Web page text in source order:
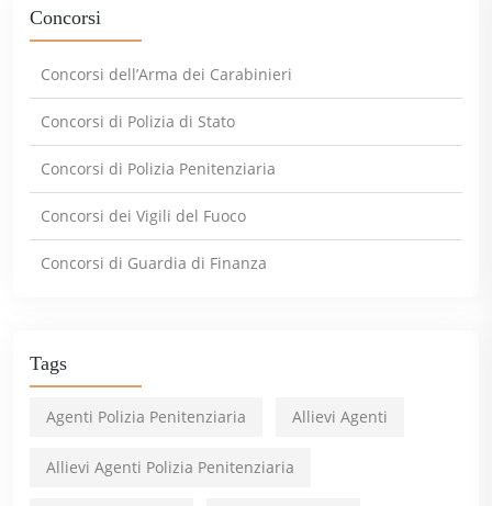
Concorsi
Concorsi dell’Arma dei Carabinieri
Concorsi di Polizia di Stato
Concorsi di Polizia Penitenziaria
Concorsi dei Vigili del Fuoco
Concorsi di Guardia di Finanza
Tags
Agenti Polizia Penitenziaria Allievi Agenti
Allievi Agenti Polizia Penitenziaria